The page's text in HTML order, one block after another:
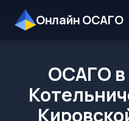
Онлайн ОСАГО
ОСАГО в